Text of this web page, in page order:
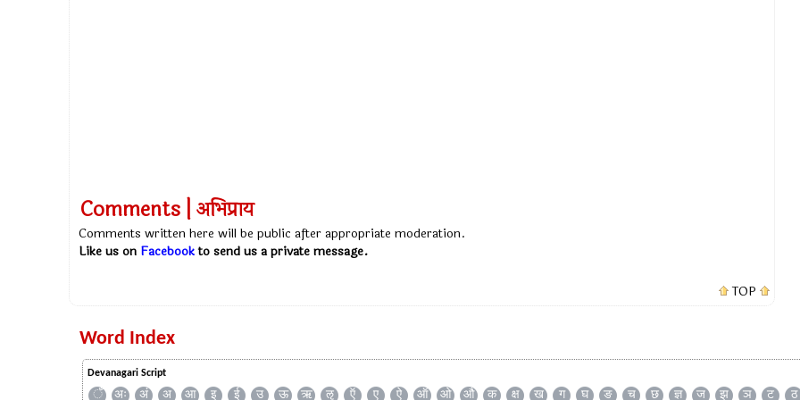
Comments | अभिप्राय
Comments written here will be public after appropriate moderation.
Like us on Facebookto send us a private message.
TOP
Word Index
Devanagari Script
ँ अः अं अ आ इ ई उ ऊ ऋ ऌ ऍ ए ऐ ऑ ओ औ क क्ष ख ग घ ङ च छ ज्ञ ज झ ञ ट ठ